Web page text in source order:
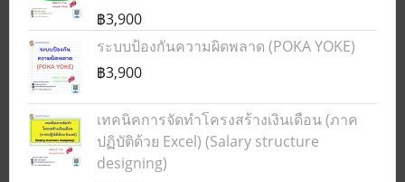
฿3,900
ระบบป้องกันความผิดพลาด (POKA YOKE)
฿3,900
เทคนิคการจัดทำโครงสร้างเงินเดือน (ภาค
ปฏิบัติด้วย Excel) (Salary structure
designing)